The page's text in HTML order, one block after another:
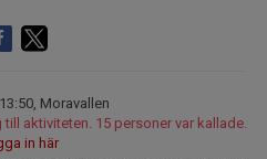
Moravallen
aktiviteten. 15 personer var kallade.
in här